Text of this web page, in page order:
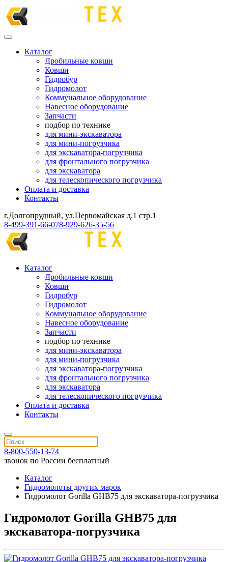
Каталог
Дробильные ковши
Ковши
Гидробур
Гидромолот
Коммунальное оборудование
Навесное оборудование
Запчасти
подбор по технике
для мини-экскаватора
для мини-погрузчика
для экскаватора-погрузчика
для фронтального погрузчика
для экскаватора
для телескопического погрузчика
Оплата и доставка
Контакты
г.Долгопрудный, ул.Первомайская д.1 стр.1
8-499-391-66-078-929-626-35-56
Каталог
Дробильные ковши
Ковши
Гидробур
Гидромолот
Коммунальное оборудование
Навесное оборудование
Запчасти
подбор по технике
для мини-экскаватора
для мини-погрузчика
для экскаватора-погрузчика
для фронтального погрузчика
для экскаватора
для телескопического погрузчика
Оплата и доставка
Контакты
8-800-550-13-74
звонок по России бесплатный
Каталог
Гидромолоты других марок
Гидромолот Gorilla GHB75 для экскаватора-погрузчика
Гидромолот Gorilla GHB75 для
экскаватора-погрузчика